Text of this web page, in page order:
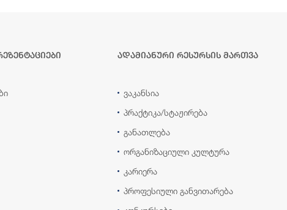
ადამიანური რესურსის მართვა
ვაკანსია
პრაქტიკა/სტაჟირება
განათლება
ორგანიზაციული კულტურა
კარიერა
პროფესიული განვითარება